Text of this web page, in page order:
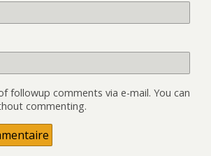
followup comments via e-mail. You can
commenting.